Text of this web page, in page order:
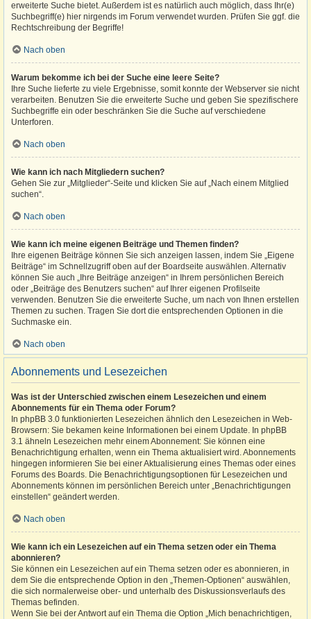
erweiterte Suche bietet. Außerdem ist es natürlich auch möglich, dass Ihr(e)
Suchbegriff(e) hier nirgends im Forum verwendet wurden. Prüfen Sie ggf. die
Rechtschreibung der Begriffe!
Nach oben
Warum bekomme ich bei der Suche eine leere Seite?
Ihre Suche lieferte zu viele Ergebnisse, somit konnte der Webserver sie nicht
verarbeiten. Benutzen Sie die erweiterte Suche und geben Sie spezifischere
Suchbegriffe ein oder beschränken Sie die Suche auf verschiedene
Unterforen.
Nach oben
Wie kann ich nach Mitgliedern suchen?
Gehen Sie zur „Mitglieder“-Seite und klicken Sie auf „Nach einem Mitglied
suchen“.
Nach oben
Wie kann ich meine eigenen Beiträge und Themen finden?
Ihre eigenen Beiträge können Sie sich anzeigen lassen, indem Sie „Eigene
Beiträge“ im Schnellzugriff oben auf der Boardseite auswählen. Alternativ
können Sie auch „Ihre Beiträge anzeigen“ in Ihrem persönlichen Bereich
oder „Beiträge des Benutzers suchen“ auf Ihrer eigenen Profilseite
verwenden. Benutzen Sie die erweiterte Suche, um nach von Ihnen erstellen
Themen zu suchen. Tragen Sie dort die entsprechenden Optionen in die
Suchmaske ein.
Nach oben
Abonnements und Lesezeichen
Was ist der Unterschied zwischen einem Lesezeichen und einem
Abonnements für ein Thema oder Forum?
In phpBB 3.0 funktionierten Lesezeichen ähnlich den Lesezeichen in Web-
Browsern: Sie bekamen keine Informationen bei einem Update. In phpBB
3.1 ähneln Lesezeichen mehr einem Abonnement: Sie können eine
Benachrichtigung erhalten, wenn ein Thema aktualisiert wird. Abonnements
hingegen informieren Sie bei einer Aktualisierung eines Themas oder eines
Forums des Boards. Die Benachrichtigungsoptionen für Lesezeichen und
Abonnements können im persönlichen Bereich unter „Benachrichtigungen
einstellen“ geändert werden.
Nach oben
Wie kann ich ein Lesezeichen auf ein Thema setzen oder ein Thema
abonnieren?
Sie können ein Lesezeichen auf ein Thema setzen oder es abonnieren, in
dem Sie die entsprechende Option in den „Themen-Optionen“ auswählen,
die sich normalerweise ober- und unterhalb des Diskussionsverlaufs des
Themas befinden.
Wenn Sie bei der Antwort auf ein Thema die Option „Mich benachrichtigen,